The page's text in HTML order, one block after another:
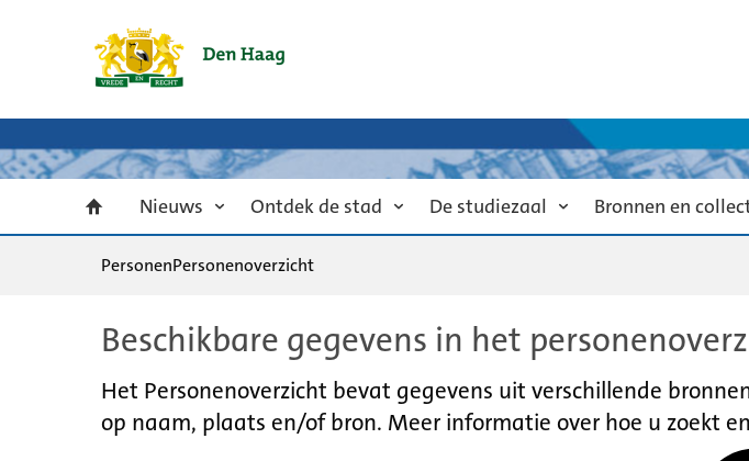
Nieuws Ontdek de stad De studiezaal Bronnen en
PersonenPersonenoverzicht
Beschikbare gegevens in het
Het Personenoverzicht bevat gegevens uit verschillende
op naam, plaats en/of bron. Meer informatie over hoe u zoekt